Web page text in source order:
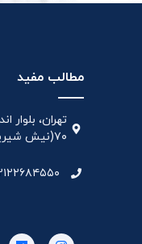
مطالب مفید
تهران، بلوار
۷۰(نیش شیرینی فروشی نیشکر)، واحد ۳۳ ، طبقه ۵